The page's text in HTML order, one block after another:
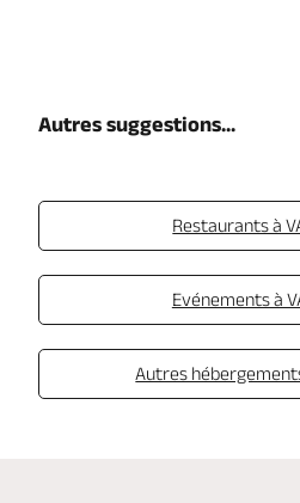
Autres suggestions...
Restaurants à
Evénements à
Autres